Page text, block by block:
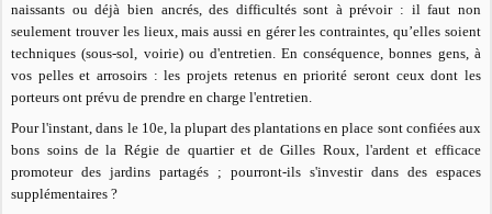
naissants ou déjà bien ancrés, des difficultés sont à prévoir : il faut non
seulement trouver les lieux, mais aussi en gérer les contraintes, qu’elles soient
techniques (sous-sol, voirie) ou d'entretien. En conséquence, bonnes gens, à
vos pelles et arrosoirs : les projets retenus en priorité seront ceux dont les
porteurs ont prévu de prendre en charge l'entretien.
Pour l'instant, dans le 10e, la plupart des plantations en place sont confiées aux
bons soins de la Régie de quartier et de Gilles Roux, l'ardent et efficace
promoteur des jardins partagés ; pourront-ils s'investir dans des espaces
supplémentaires ?